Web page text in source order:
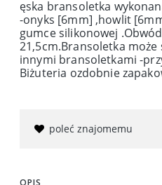
ęska bransoletka
-onyks [6mm] ,howlit
gumce silikonowej
21,5cm.Bransoletka
innymi bransoletkami -
Biżuteria ozdobnie
poleć znajomemu